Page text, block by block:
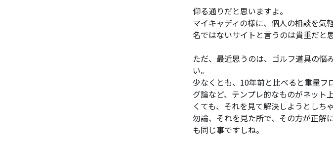
仰る通りだと思いますよ。
マイキャディの様に、個人の相談を気
名ではないサイトと言うのは貴重だと思
ただ、最近思うのは、ゴルフ道具の悩
い。
少なくとも、10年前と比べると重量フ
グ論など、テンプレ的なものがネット
くても、それを見て解決しようとしち
勿論、それを見た所で、その方が正解
も同じ事ですしね。